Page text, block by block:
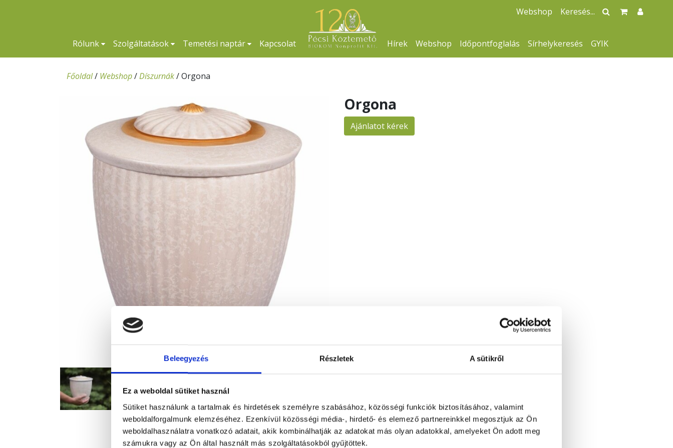
Beleegyezés Részletek A sütikről
Ez a weboldal sütiket használ
Sütiket használunk a tartalmak és hirdetések személyre szabásához, közösségi funkciók biztosításához, valamint
weboldalforgalmunk elemzéséhez. Ezenkívül közösségi média-, hirdető- és elemező partnereinkkel megosztjuk az Ön
weboldalhasználatra vonatkozó adatait, akik kombinálhatják az adatokat más olyan adatokkal, amelyeket Ön adott meg
számukra vagy az Ön által használt más szolgáltatásokból gyűjtöttek.
Rólunk Szolgáltatások Temetési naptár Kapcsolat Hírek Webshop Időpontfoglalás Sírhelykeresés GYIK
Webshop
Főoldal/ Webshop/Díszurnák/Orgona
Orgona
Ajánlatot kérek